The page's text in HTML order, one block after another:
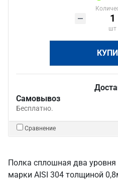
шт
Самовывоз
Бесплатно.
Сравнение
Полка сплошная два
марки AISI 304 толщиной